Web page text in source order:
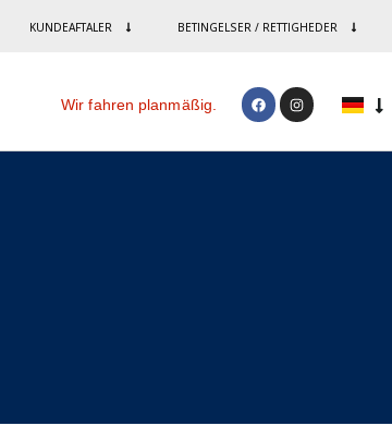
KUNDEAFTALER BETINGELSER / RETTIGHEDER
Wir fahren planmäßig.